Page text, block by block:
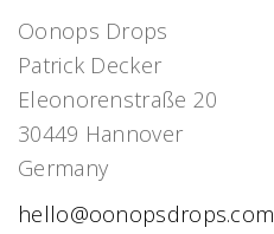
Oonops Drops
Patrick Decker
Eleonorenstraße 20
30449 Hannover
Germany
hello@oonopsdrops.com